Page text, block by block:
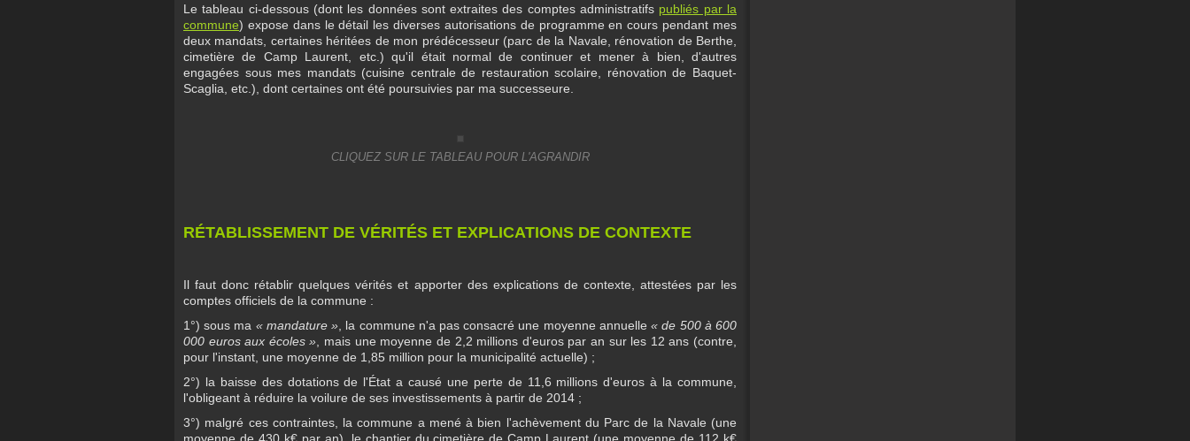
Le tableau ci-dessous (dont les données sont extraites des comptes administratifs publiés par la
commune) expose dans le détail les diverses autorisations de programme en cours pendant mes
deux mandats, certaines héritées de mon prédécesseur (parc de la Navale, rénovation de Berthe,
cimetière de Camp Laurent, etc.) qu'il était normal de continuer et mener à bien, d'autres
engagées sous mes mandats (cuisine centrale de restauration scolaire, rénovation de Baquet-
Scaglia, etc.), dont certaines ont été poursuivies par ma successeure.
CLIQUEZ SUR LE TABLEAU POUR L'AGRANDIR
RÉTABLISSEMENT DE VÉRITÉS ET EXPLICATIONS DE CONTEXTE
Il faut donc rétablir quelques vérités et apporter des explications de contexte, attestées par les
comptes officiels de la commune :
1°) sous ma « mandature » , la commune n'a pas consacré une moyenne annuelle« de 500 à 600
000 euros aux écoles » , mais une moyenne de 2,2 millions d'euros par an sur les 12 ans (contre,
pour l'instant, une moyenne de 1,85 million pour la municipalité actuelle) ;
2°) la baisse des dotations de l'État a causé une perte de 11,6 millions d'euros à la commune,
l'obligeant à réduire la voilure de ses investissements à partir de 2014 ;
3°) malgré ces contraintes, la commune a mené à bien l'achèvement du Parc de la Navale (une
moyenne de 430 k€ par an), le chantier du cimetière de Camp Laurent (une moyenne de 112 k€